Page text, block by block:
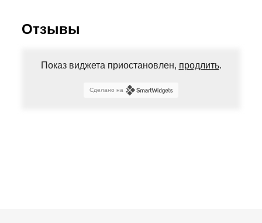
Отзывы
Показ виджета приостановлен, продлить.
Сделано на